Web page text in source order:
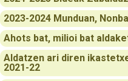
2023-2024 Munduan,
Ahots bat, milioi bat
Aldatzen ari diren
2021-22